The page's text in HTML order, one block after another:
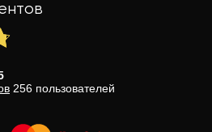
256 пользователей